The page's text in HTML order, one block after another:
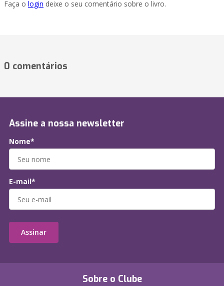
Faça o login deixe o seu comentário sobre o livro.
0 comentários
Sobre o Clube
Assine a nossa newsletter
Nome*
E-mail*
Assinar